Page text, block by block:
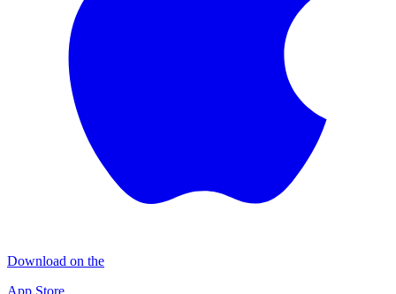
Download on the
App Store